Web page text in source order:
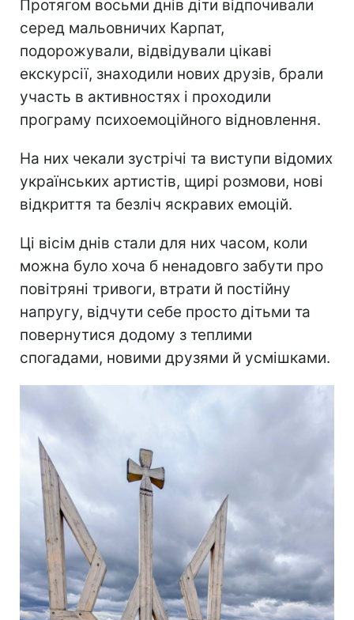
Протягом восьми днів діти відпочивали
серед мальовничих Карпат,
подорожували, відвідували цікаві
екскурсії, знаходили нових друзів, брали
участь в активностях і проходили
програму психоемоційного відновлення.
На них чекали зустрічі та виступи відомих
українських артистів, щирі розмови, нові
відкриття та безліч яскравих емоцій.
Ці вісім днів стали для них часом, коли
можна було хоча б ненадовго забути про
повітряні тривоги, втрати й постійну
напругу, відчути себе просто дітьми та
повернутися додому з теплими
спогадами, новими друзями й усмішками.